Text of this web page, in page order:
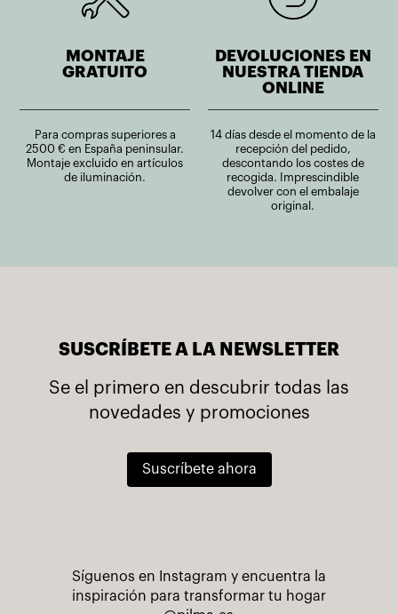
MONTAJE
GRATUITO
Para compras superiores a
2500 € en España peninsular.
Montaje excluido en artículos
de iluminación.
DEVOLUCIONES EN
NUESTRA TIENDA
ONLINE
14 días desde el momento de la
recepción del pedido,
descontando los costes de
recogida. Imprescindible
devolver con el embalaje
original.
SUSCRÍBETE A LA NEWSLETTER
Se el primero en descubrir todas las
novedades y promociones
Suscríbete ahora
Síguenos en Instagram y encuentra la
inspiración para transformar tu hogar